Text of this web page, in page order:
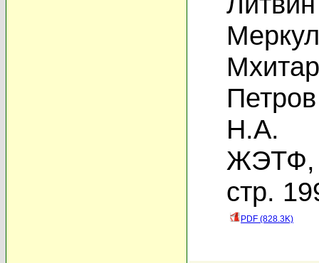
Н.А.
ЖЭТФ,
стр.
PDF (828.3K)